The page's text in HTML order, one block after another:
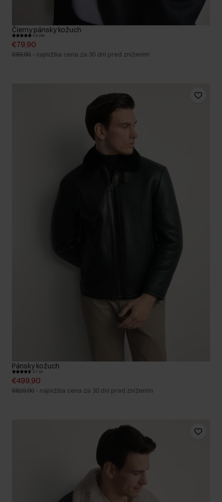
Čierny pánsky kožuch
5.0 (36)
€79,90
€89,90 - najnižšia cena za 30 dní pred znížením
Pánsky kožuch
4.7 (3)
€499,90
€629,90 - najnižšia cena za 30 dní pred znížením